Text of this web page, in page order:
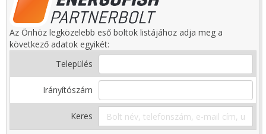
Az Önhöz legközelebb eső boltok listájához adja meg a
következő adatok egyikét:
Település
Irányítószám
Keres